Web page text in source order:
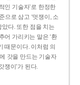
인 기술자’로 한정한
으로 삼고 ‘멋쟁이, 소
았다. 또한 점을 치는
어 가리키는 말은 ‘환
때문이다. 이처럼 의
갓을 만드는 기술자
쟁이’가 된다.